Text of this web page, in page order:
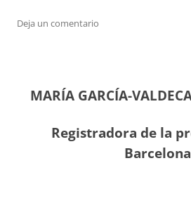
Deja un comentario
MARÍA GARCÍA-
Registradora de la
Barcelona